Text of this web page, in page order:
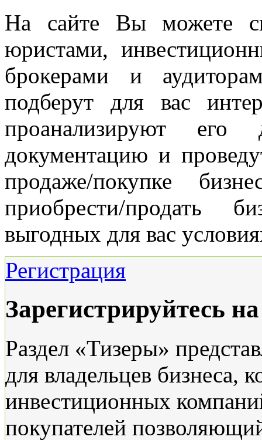
На сайте Вы можете
юристами,
брокерами и
подберут для вас
проанализируют его
документацию и
продаже/покупке
приобрести/продать
выгодных для вас
Регистрация
Зарегистрируйтесь
Раздел «Тизеры»
для владельцев бизнеса,
инвестиционных
покупателей